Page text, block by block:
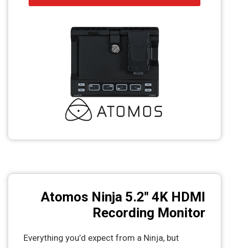
Atomos Ninja 5.2" 4K HDMI
Recording Monitor
Everything you’d expect from a Ninja, but